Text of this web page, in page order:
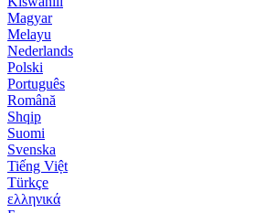
Magyar
Melayu
Nederlands
Polski
Português
Română
Shqip
Suomi
Svenska
Tiếng Việt
Türkçe
ελληνικά